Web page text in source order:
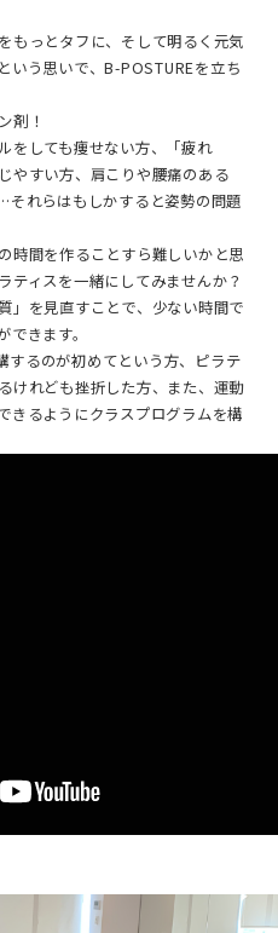
もっとタフに、そして明るく元気
いう思いで、B-POSTUREを立ち
剤！
をしても痩せない方、「疲れ
やすい方、肩こりや腰痛のある
れらはもしかすると姿勢の問題
時間を作ることすら難しいかと思
ティスを一緒にしてみませんか？
」を見直すことで、少ない時間で
きます。
するのが初めてという方、ピラテ
けれども挫折した方、また、運動
きるようにクラスプログラムを構